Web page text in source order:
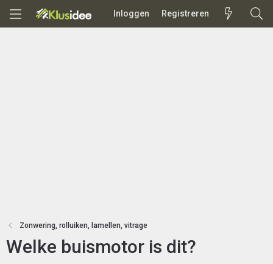
Inloggen Registreren
Zonwering, rolluiken, lamellen, vitrage
Welke buismotor is dit?